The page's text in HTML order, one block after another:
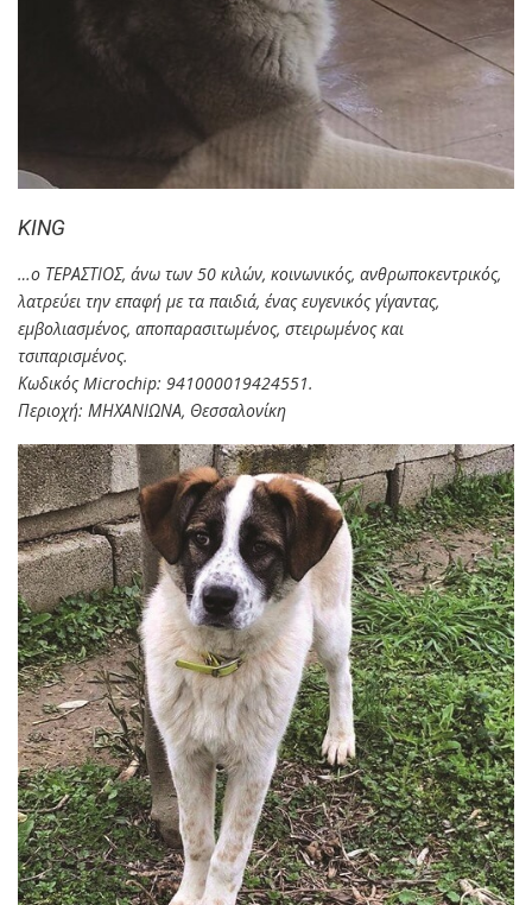
KING
…ο ΤΕΡΑΣΤΙΟΣ, άνω των 50 κιλών, κοινωνικός, ανθρωποκεντρικός,
λατρεύει την επαφή με τα παιδιά, ένας ευγενικός γίγαντας,
εμβολιασμένος, αποπαρασιτωμένος, στειρωμένος και
τσιπαρισμένος.
Κωδικός Microchip: 941000019424551.
Περιοχή: ΜΗΧΑΝΙΩΝΑ, Θεσσαλονίκη